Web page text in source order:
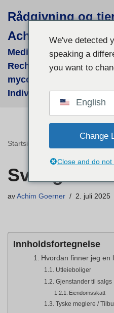
til
innholdet
Rådgivning og
Achim Görner
Medizinisch-
Recherchen für
mycologische Therapien
Individual-Recherchen
Startside Sverige - veldig
Sverige -
av Achim Goerner 2. juli 2025
Innholdsfortegnelse
Hvordan finner jeg en
Utleieboliger
Gjenstander til salgs
Eiendomsskatt
Tyske meglere /
We've detected
speaking a
you want to
English
Change
Close and do